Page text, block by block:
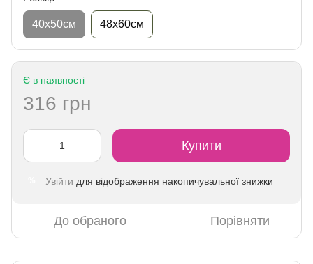
40х50см 48х60см
Є в наявності
316 грн
Купити
Увійти для відображення накопичувальної знижки
До обраного Порівняти